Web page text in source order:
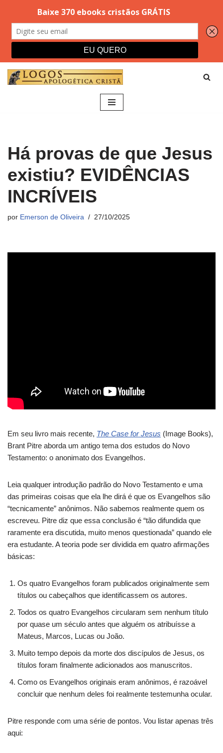
Há provas de que Jesus
existiu? EVIDÊNCIAS
INCRÍVEIS
por Emerson de Oliveira 27/10/2025
Em seu livro mais recente, The Case for Jesus (Image Books),
Brant Pitre aborda um antigo tema dos estudos do Novo
Testamento: o anonimato dos Evangelhos.
Leia qualquer introdução padrão do Novo Testamento e uma
das primeiras coisas que ela lhe dirá é que os Evangelhos são
“tecnicamente” anônimos. Não sabemos realmente quem os
escreveu. Pitre diz que essa conclusão é “tão difundida que
raramente era discutida, muito menos questionada” quando ele
era estudante. A teoria pode ser dividida em quatro afirmações
básicas:
Os quatro Evangelhos foram publicados originalmente sem
títulos ou cabeçalhos que identificassem os autores.
Todos os quatro Evangelhos circularam sem nenhum título
por quase um século antes que alguém os atribuísse a
Mateus, Marcos, Lucas ou João.
Muito tempo depois da morte dos discípulos de Jesus, os
títulos foram finalmente adicionados aos manuscritos.
Como os Evangelhos originais eram anônimos, é razoável
concluir que nenhum deles foi realmente testemunha ocular.
Pitre responde com uma série de pontos. Vou listar apenas três
aqui: